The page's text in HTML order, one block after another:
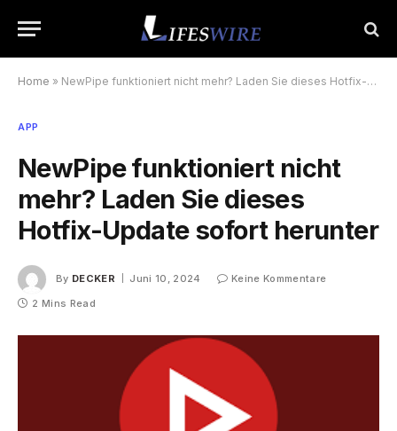
Home » NewPipe funktioniert nicht mehr? Laden Sie dieses Hotfix-Update sofort herunter
APP
NewPipe funktioniert nicht
mehr? Laden Sie dieses
Hotfix-Update sofort herunter
By DECKER Juni 10, 2024
Keine Kommentare
2 Mins Read